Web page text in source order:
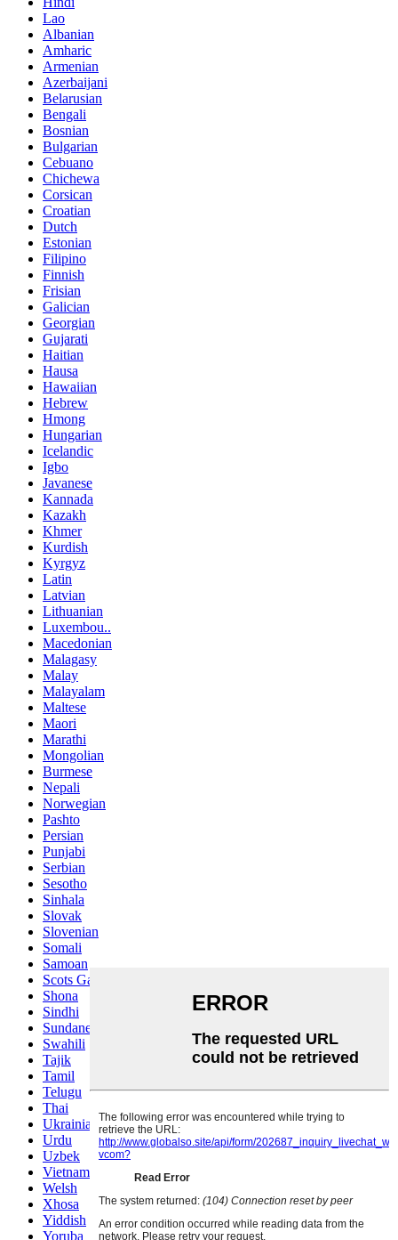
Lao
Albanian
Amharic
Armenian
Azerbaijani
Belarusian
Bengali
Bosnian
Bulgarian
Cebuano
Chichewa
Corsican
Croatian
Dutch
Estonian
Filipino
Finnish
Frisian
Galician
Georgian
Gujarati
Haitian
Hausa
Hawaiian
Hebrew
Hmong
Hungarian
Icelandic
Igbo
Javanese
Kannada
Kazakh
Khmer
Kurdish
Kyrgyz
Latin
Latvian
Lithuanian
Luxembou..
Macedonian
Malagasy
Malay
Malayalam
Maltese
Maori
Marathi
Mongolian
Burmese
Nepali
Norwegian
Pashto
Persian
Punjabi
Serbian
Sesotho
Sinhala
Slovak
Slovenian
Somali
Samoan
Scots Gaelic
Shona
Sindhi
Sundanese
Swahili
Tajik
Tamil
Telugu
Thai
Ukrainian
Urdu
Uzbek
Vietnamese
Welsh
Xhosa
Yiddish
Yoruba